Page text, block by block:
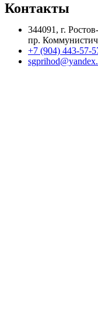
Контакты
344091, г.
пр.
+7 (904) 443-57-